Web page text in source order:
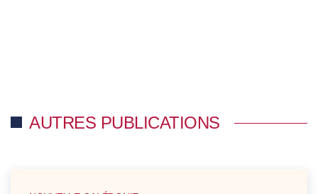
AUTRES PUBLICATIONS